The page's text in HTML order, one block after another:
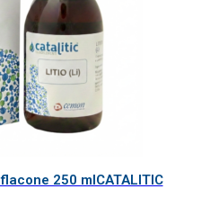
250 mlCATALITIC